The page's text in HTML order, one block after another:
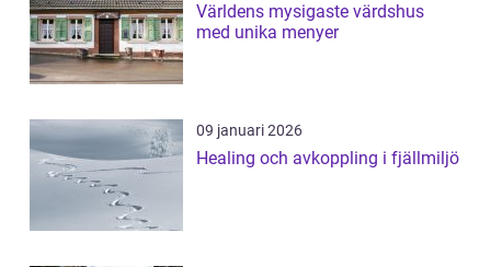
Världens mysigaste värdshus
med unika menyer
09 januari 2026
Healing och avkoppling i fjällmiljö